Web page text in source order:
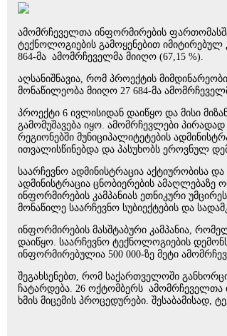
ამომრჩეველთა ინფორმირების
ტექნოლოგიების გამოყენებით იმიტირებულ
864-მა ამომრჩეველმა მიიღო (67,15 %).
აღსანიშნავია, რომ პროექტის
მონაწილეობა მიიღო 27 684-მა
პროექტი 6 ივლისიდან დაიწყო და მისი
გამომუშავება იყო. ამომრჩევლები
რეგიონებში მუნიციპალიტეტების
ითვალისწინებდა და პასუხობს ეროვნულ
საარჩევნო ადმინისტრაცია აქტიურობისა
ადმინისტრაცია ცნობიერების ამაღლებაზე
ინფორმირების კამპანიას ეთნიკური
მონაწილე საარჩევნო სუბიექტების და
ინფორმირების მასშტაბური კამპანია,
დაიწყო. საარჩევნო ტექნოლოგიების
ინფორმირებულია 500 000-ზე მეტი
შეგახსენებთ, რომ საქართველოში
ჩატარდება. 26 ოქტომბერს ამომრჩეველთა
ხმის მიცემის პროცედურები.